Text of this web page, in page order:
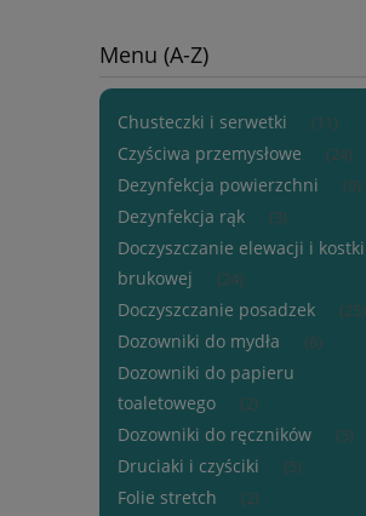
Menu (A-Z)
Chusteczki i serwetki (11)
Czyściwa przemysłowe (24)
Dezynfekcja powierzchni (9)
Dezynfekcja rąk (3)
Doczyszczanie elewacji i kostki
brukowej
(24)
Doczyszczanie posadzek (25)
Dozowniki do mydła (6)
Dozowniki do papieru
toaletowego
(2)
Dozowniki do ręczników (5)
Druciaki i czyściki (5)
Folie stretch (2)